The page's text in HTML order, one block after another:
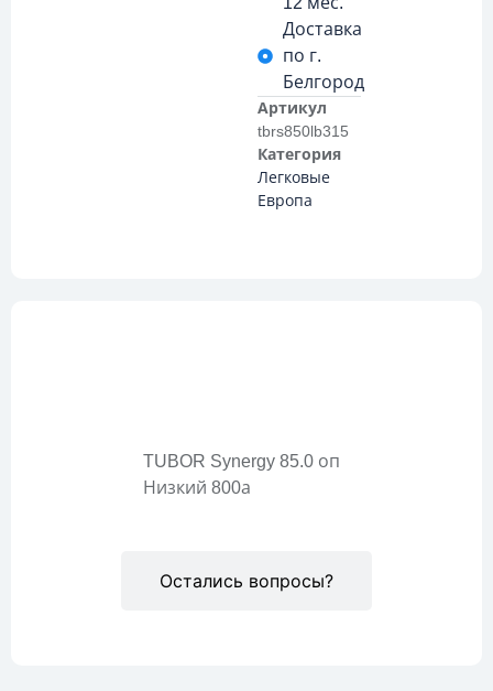
Доставка
по г.
Белгород
Артикул
tbrs850lb315
Категория
Легковые
Европа
Остались вопросы?
TUBOR Synergy 85.0 оп
Низкий 800а